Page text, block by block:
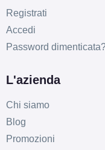
Registrati
Accedi
Password
L'azienda
Chi siamo
Blog
Promozioni